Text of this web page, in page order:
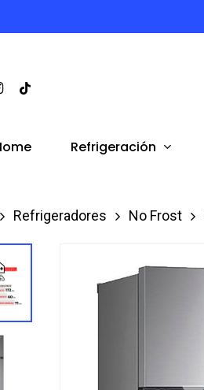
Tiktok
Refrigeración
Refrigeradores No Frost